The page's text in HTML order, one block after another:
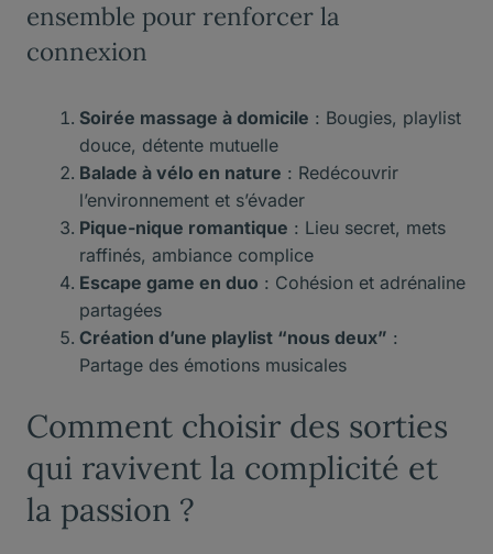
ensemble pour renforcer la
connexion
Soirée massage à domicile : Bougies, playlist
douce, détente mutuelle
Balade à vélo en nature : Redécouvrir
l’environnement et s’évader
Pique-nique romantique : Lieu secret, mets
raffinés, ambiance complice
Escape game en duo : Cohésion et adrénaline
partagées
Création d’une playlist “nous deux” :
Partage des émotions musicales
Comment choisir des sorties
qui ravivent la complicité et
la passion ?